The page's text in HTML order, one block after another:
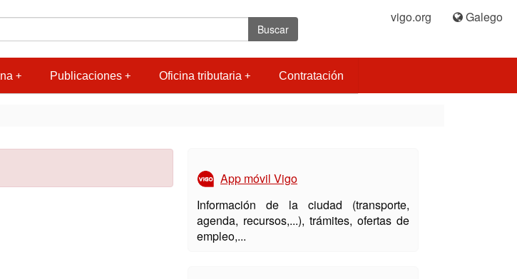
Buscar
vigo.org Galego
Publicaciones Oficina tributaria Contratación
App móvil Vigo
Información de la ciudad (transporte,
agenda, recursos,...), trámites, ofertas de
empleo,...